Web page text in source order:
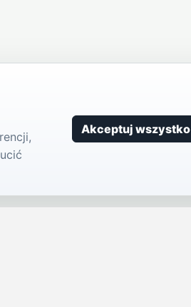
Akceptuj wszystko